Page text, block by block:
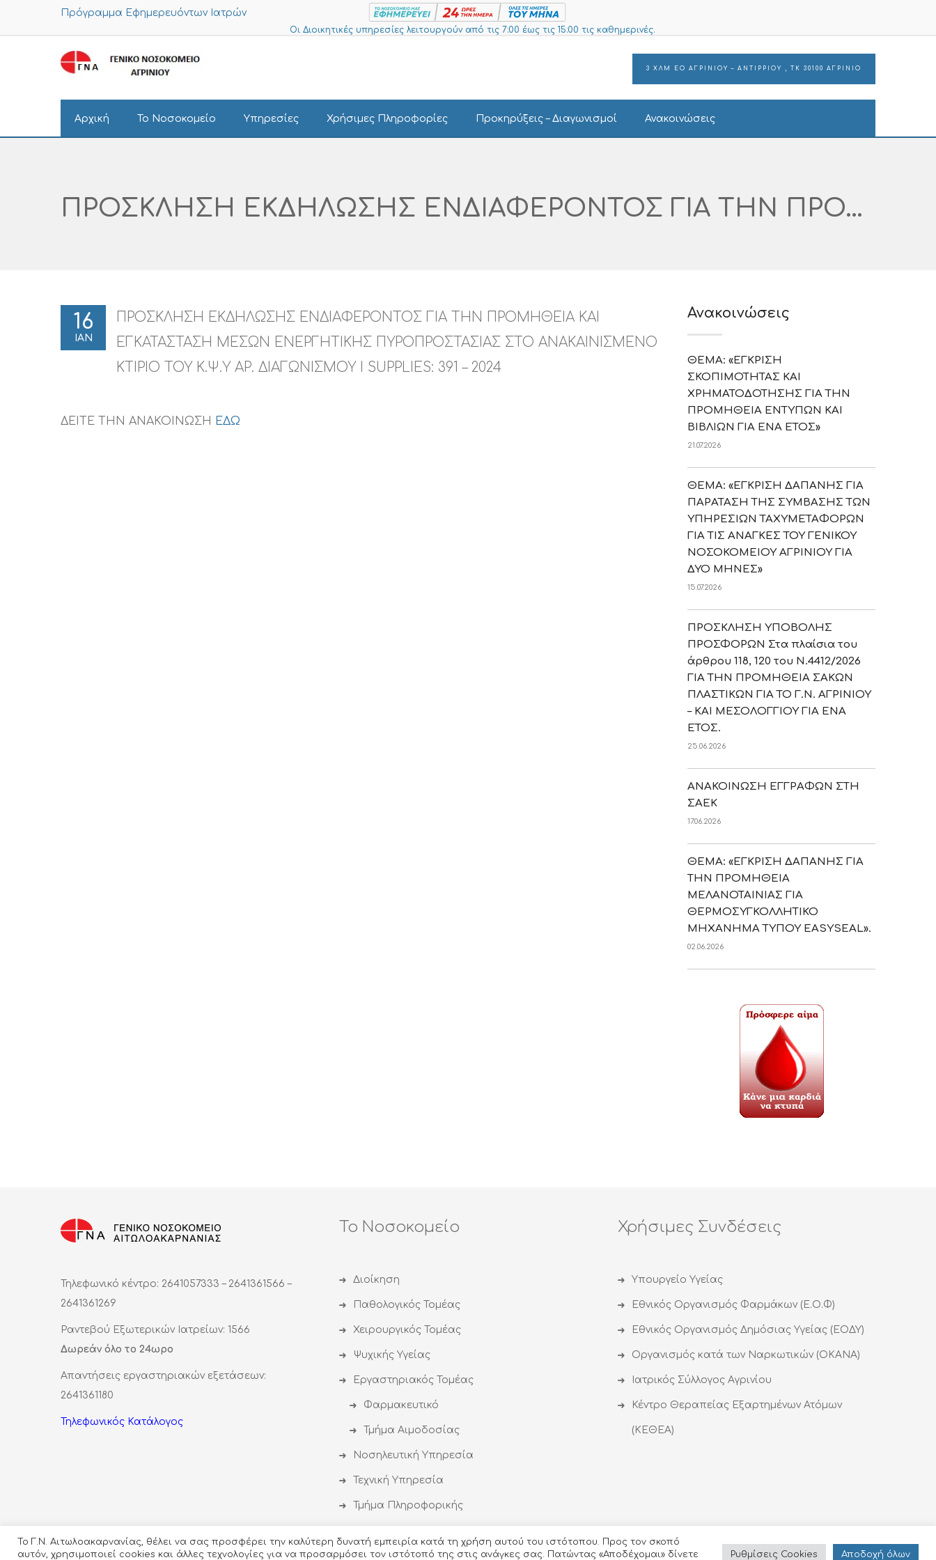
Πρόγραμμα Εφημερευόντων Ιατρών
Οι Διοικητικές υπηρεσίες λειτουργούν από τις 7:00 έως τις 15:00 τις καθημερινές.
3 ΧΛΜ ΕΟ ΑΓΡΙΝΙΟΥ – ΑΝΤΙΡΡΙΟΥ , ΤΚ 30100 ΑΓΡΙΝΙΟ
Αρχική Το Νοσοκομείο Υπηρεσίες Χρήσιμες Πληροφορίες Προκηρύξεις – Διαγωνισμοί Ανακοινώσεις
ΠΡΟΣΚΛΗΣΗ ΕΚΔΗΛΩΣΗΣ ΕΝΔΙΑΦΕΡΟΝΤΟΣ ΓΙΑ ΤΗΝ ΠΡΟΜΗΘΕΙΑ ΚΑΙ ΕΓΚΑΤΑΣΤΑΣΗ ΜΕΣΩΝ ΕΝΕΡΓΗΤΙΚΗΣ ΠΥΡΟΠΡΟΣΤΑΣΙΑΣ ΣΤΟ ΑΝΑΚΑΙΝΙΣΜΕΝΟ ΚΤΙΡΙΟ ΤΟΥ Κ.Ψ.Υ ΑΡ. ΔΙΑΓΩΝΙΣΜΟΥ I SUPPLIES: 391 – 2024
16
ΙΑΝ
ΠΡΟΣΚΛΗΣΗ ΕΚΔΗΛΩΣΗΣ ΕΝΔΙΑΦΕΡΟΝΤΟΣ ΓΙΑ ΤΗΝ ΠΡΟΜΗΘΕΙΑ ΚΑΙ
ΕΓΚΑΤΑΣΤΑΣΗ ΜΕΣΩΝ ΕΝΕΡΓΗΤΙΚΗΣ ΠΥΡΟΠΡΟΣΤΑΣΙΑΣ ΣΤΟ ΑΝΑΚΑΙΝΙΣΜΕΝΟ
ΚΤΙΡΙΟ ΤΟΥ Κ.Ψ.Υ ΑΡ. ΔΙΑΓΩΝΙΣΜΟΥ I SUPPLIES: 391 – 2024
ΔΕΙΤΕ ΤΗΝ ΑΝΑΚΟΙΝΩΣΗ ΕΔΩ
Ανακοινώσεις
ΘΕΜΑ: «ΕΓΚΡΙΣΗ
ΣΚΟΠΙΜΟΤΗΤΑΣ ΚΑΙ
ΧΡΗΜΑΤΟΔΟΤΗΣΗΣ ΓΙΑ ΤΗΝ
ΠΡΟΜΗΘΕΙΑ ΕΝΤΥΠΩΝ ΚΑΙ
ΒΙΒΛΙΩΝ ΓΙΑ ΕΝΑ ΕΤΟΣ»
21.07.2026
ΘΕΜΑ: «ΕΓΚΡΙΣΗ ΔΑΠΑΝΗΣ ΓΙΑ
ΠΑΡΑΤΑΣΗ ΤΗΣ ΣΥΜΒΑΣΗΣ ΤΩΝ
ΥΠΗΡΕΣΙΩΝ ΤΑΧΥΜΕΤΑΦΟΡΩΝ
ΓΙΑ ΤΙΣ ΑΝΑΓΚΕΣ ΤΟΥ ΓΕΝΙΚΟΥ
ΝΟΣΟΚΟΜΕΙΟΥ ΑΓΡΙΝΙΟΥ ΓΙΑ
ΔΥΟ ΜΗΝΕΣ»
15.07.2026
ΠΡΟΣΚΛΗΣΗ ΥΠΟΒΟΛΗΣ
ΠΡΟΣΦΟΡΩΝ Στα πλαίσια του
άρθρου 118, 120 του Ν.4412/2026
ΓΙΑ ΤΗΝ ΠΡΟΜΗΘΕΙΑ ΣΑΚΩΝ
ΠΛΑΣΤΙΚΩΝ ΓΙΑ ΤΟ Γ.Ν. ΑΓΡΙΝΙΟΥ
– ΚΑΙ ΜΕΣΟΛΟΓΓΙΟΥ ΓΙΑ ΕΝΑ
ΕΤΟΣ.
25.06.2026
ΑΝΑΚΟΙΝΩΣΗ ΕΓΓΡΑΦΩΝ ΣΤΗ
ΣΑΕΚ
17.06.2026
ΘΕΜΑ: «ΕΓΚΡΙΣΗ ΔΑΠΑΝΗΣ ΓΙΑ
ΤΗΝ ΠΡΟΜΗΘΕΙΑ
ΜΕΛΑΝΟΤΑΙΝΙΑΣ ΓΙΑ
ΘΕΡΜΟΣΥΓΚΟΛΛΗΤΙΚΟ
ΜΗΧΑΝΗΜΑ ΤΥΠΟΥ EASYSEAL».
02.06.2026
Τηλεφωνικό κέντρο: 2641057333 – 2641361566 –
2641361269
Ραντεβού Εξωτερικών Ιατρείων: 1566
Δωρεάν όλο το 24ωρο
Απαντήσεις εργαστηριακών εξετάσεων:
2641361180
Τηλεφωνικός Κατάλογος
Το Νοσοκομείο
Διοίκηση
Παθολογικός Τομέας
Χειρουργικός Τομέας
Ψυχικής Υγείας
Εργαστηριακός Τομέας
Φαρμακευτικό
Τμήμα Αιμοδοσίας
Νοσηλευτική Υπηρεσία
Τεχνική Υπηρεσία
Τμήμα Πληροφορικής
Χρήσιμες Συνδέσεις
Υπουργείο Υγείας
Εθνικός Οργανισμός Φαρμάκων (Ε.Ο.Φ)
Εθνικός Οργανισμός Δημόσιας Υγείας (ΕΟΔΥ)
Οργανισμός κατά των Ναρκωτικών (ΟΚΑΝΑ)
Ιατρικός Σύλλογος Αγρινίου
Κέντρο Θεραπείας Εξαρτημένων Ατόμων
(ΚΕΘΕΑ)
Το Γ.Ν. Αιτωλοακαρνανίας, θέλει να σας προσφέρει την καλύτερη δυνατή εμπειρία κατά τη χρήση αυτού του ιστότοπου. Προς τον σκοπό
αυτόν, χρησιμοποιεί cookies και άλλες τεχνολογίες για να προσαρμόσει τον ιστότοπό της στις ανάγκες σας. Πατώντας «Αποδέχομαι» δίνετε
Ρυθμίσεις Cookies Αποδoχή όλων